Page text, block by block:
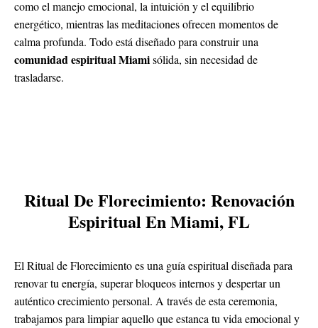
como el manejo emocional, la intuición y el equilibrio
energético, mientras las meditaciones ofrecen momentos de
calma profunda. Todo está diseñado para construir una
comunidad espiritual Miamisólida, sin necesidad de
trasladarse.
Ritual De Florecimiento: Renovación
Espiritual En Miami, FL
El Ritual de Florecimiento es una guía espiritual diseñada para
renovar tu energía, superar bloqueos internos y despertar un
auténtico crecimiento personal. A través de esta ceremonia,
trabajamos para limpiar aquello que estanca tu vida emocional y